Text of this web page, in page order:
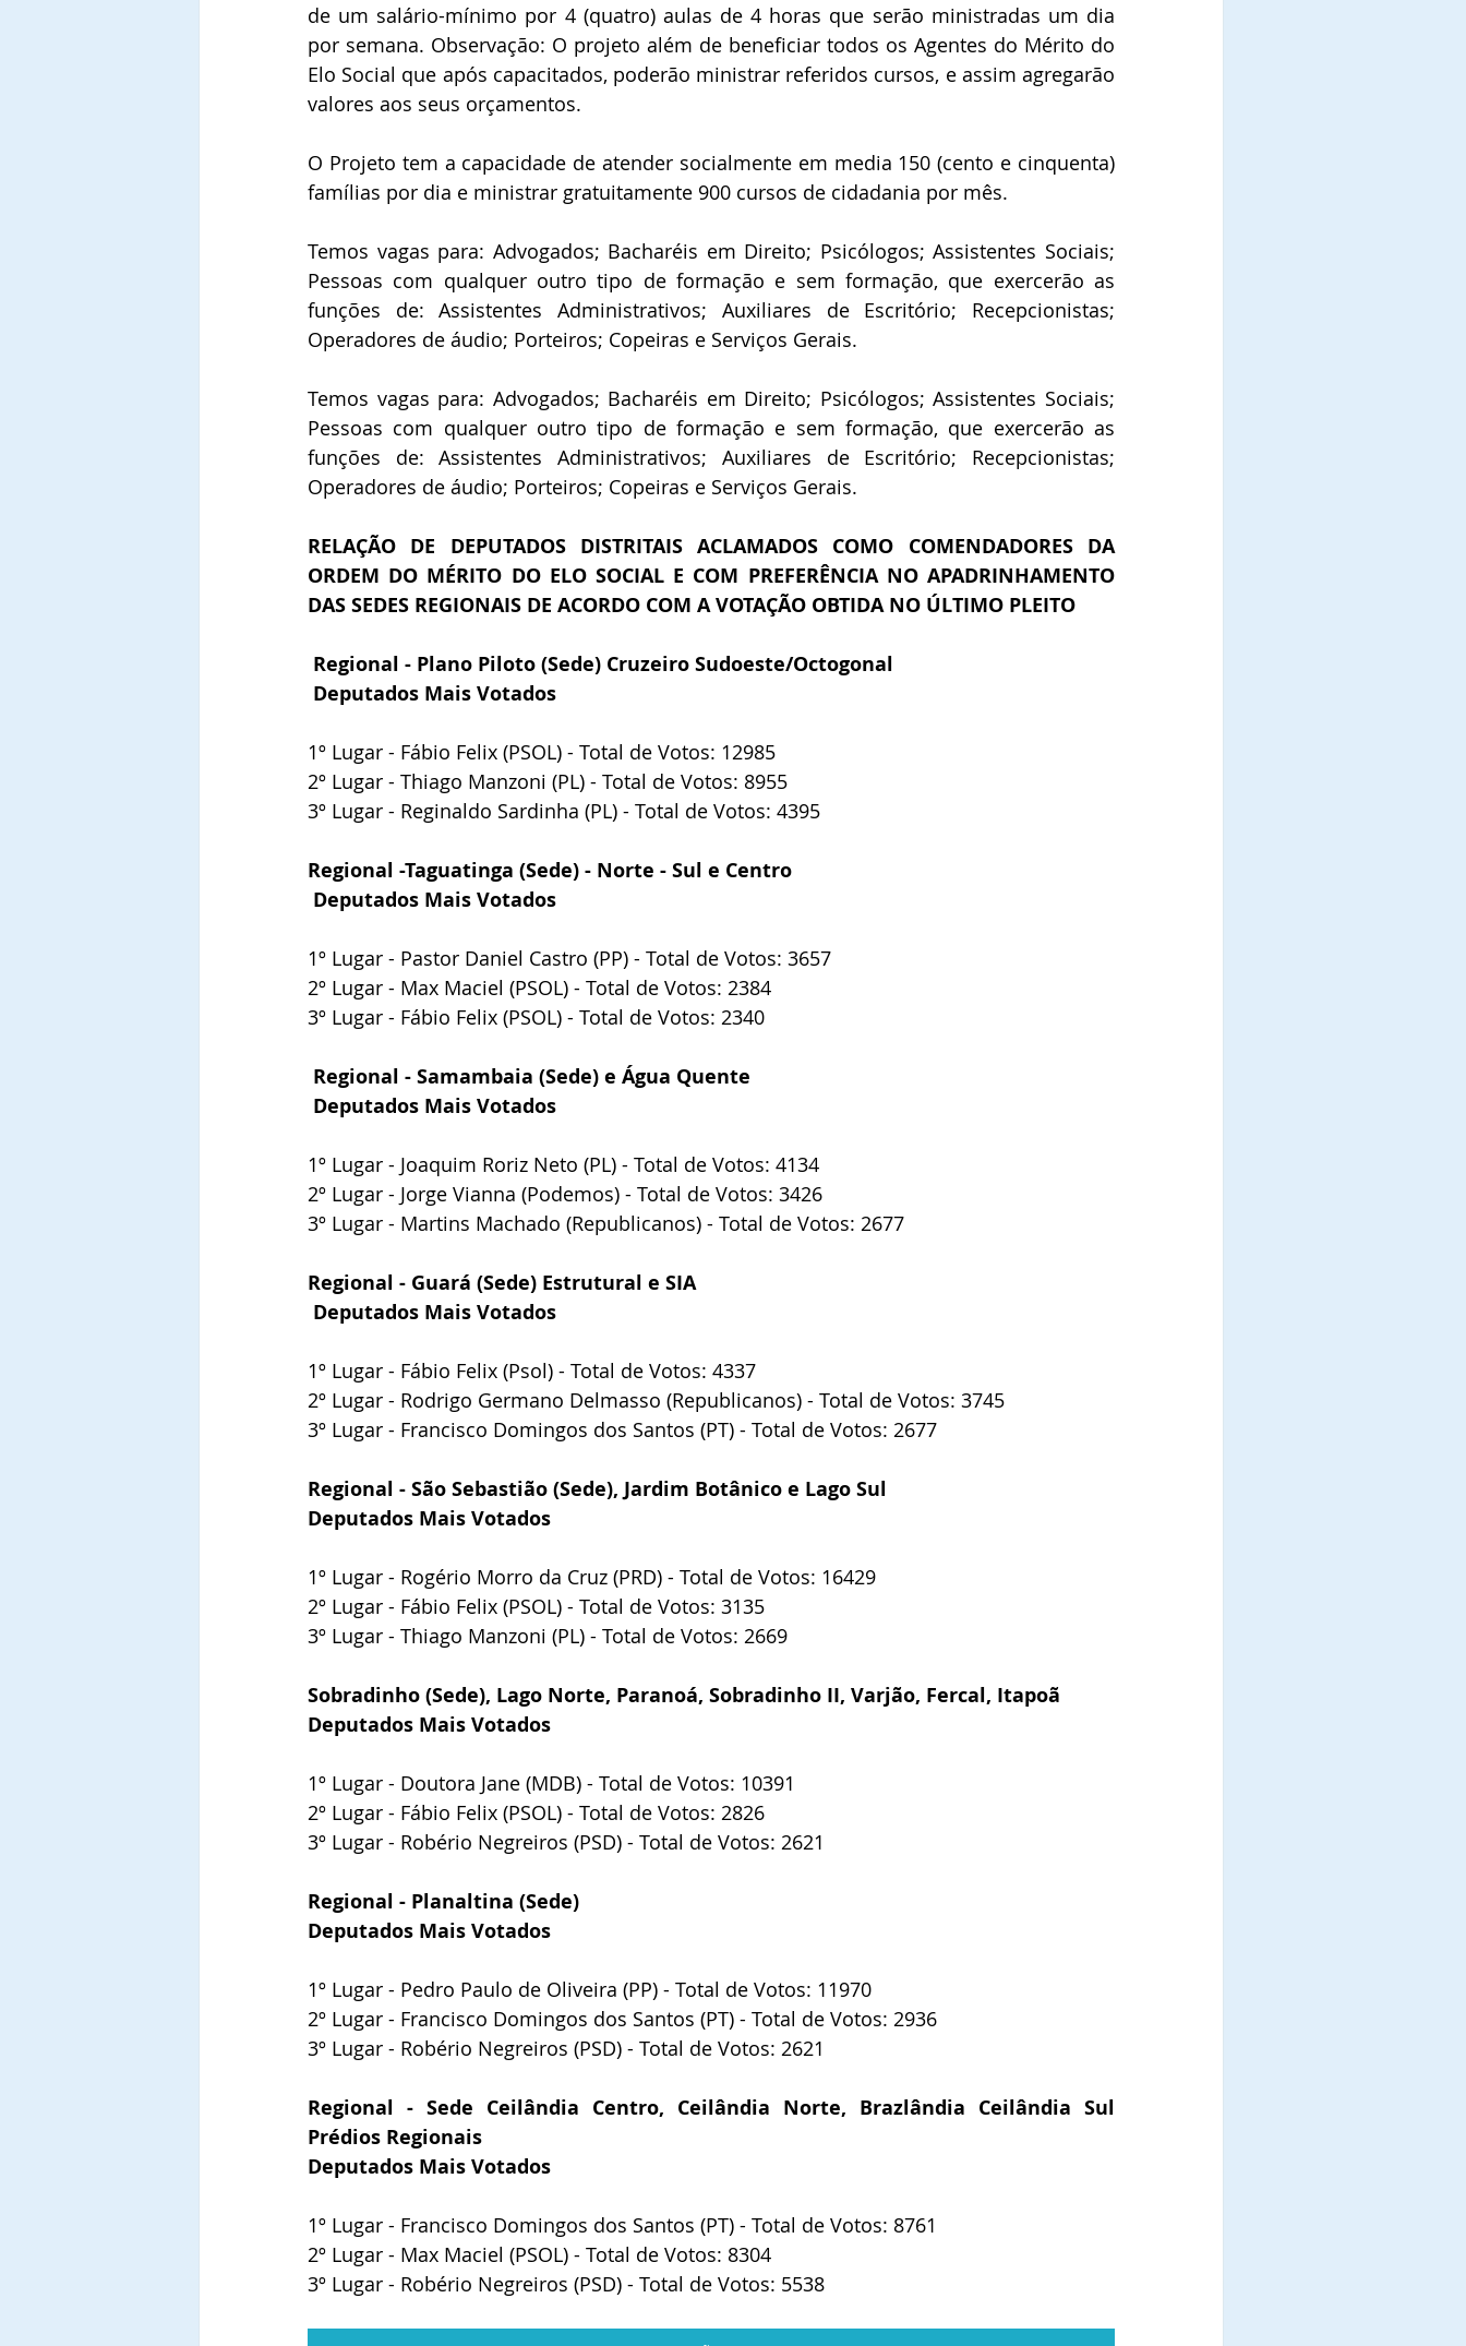
de um salário-mínimo por 4 (quatro) aulas de 4 horas que serão ministradas um dia
por semana. Observação: O projeto além de beneficiar todos os Agentes do Mérito do
Elo Social que após capacitados, poderão ministrar referidos cursos, e assim agregarão
valores aos seus orçamentos.
O Projeto tem a capacidade de atender socialmente em media 150 (cento e cinquenta)
famílias por dia e ministrar gratuitamente 900 cursos de cidadania por mês.
Temos vagas para: Advogados; Bacharéis em Direito; Psicólogos; Assistentes Sociais;
Pessoas com qualquer outro tipo de formação e sem formação, que exercerão as
funções de: Assistentes Administrativos; Auxiliares de Escritório; Recepcionistas;
Operadores de áudio; Porteiros; Copeiras e Serviços Gerais.
Temos vagas para: Advogados; Bacharéis em Direito; Psicólogos; Assistentes Sociais;
Pessoas com qualquer outro tipo de formação e sem formação, que exercerão as
funções de: Assistentes Administrativos; Auxiliares de Escritório; Recepcionistas;
Operadores de áudio; Porteiros; Copeiras e Serviços Gerais.
RELAÇÃO DE DEPUTADOS DISTRITAIS ACLAMADOS COMO COMENDADORES DA
ORDEM DO MÉRITO DO ELO SOCIAL E COM PREFERÊNCIA NO APADRINHAMENTO
DAS SEDES REGIONAIS DE ACORDO COM A VOTAÇÃO OBTIDA NO ÚLTIMO PLEITO
Regional - Plano Piloto (Sede) Cruzeiro Sudoeste/Octogonal
Deputados Mais Votados
1º Lugar - Fábio Felix (PSOL) - Total de Votos: 12985
2º Lugar - Thiago Manzoni (PL) - Total de Votos: 8955
3º Lugar - Reginaldo Sardinha (PL) - Total de Votos: 4395
Regional -Taguatinga (Sede) - Norte - Sul e Centro
Deputados Mais Votados
1º Lugar - Pastor Daniel Castro (PP) - Total de Votos: 3657
2º Lugar - Max Maciel (PSOL) - Total de Votos: 2384
3º Lugar - Fábio Felix (PSOL) - Total de Votos: 2340
Regional - Samambaia (Sede) e Água Quente
Deputados Mais Votados
1º Lugar - Joaquim Roriz Neto (PL) - Total de Votos: 4134
2º Lugar - Jorge Vianna (Podemos) - Total de Votos: 3426
3º Lugar - Martins Machado (Republicanos) - Total de Votos: 2677
Regional - Guará (Sede) Estrutural e SIA
Deputados Mais Votados
1º Lugar - Fábio Felix (Psol) - Total de Votos: 4337
2º Lugar - Rodrigo Germano Delmasso (Republicanos) - Total de Votos: 3745
3º Lugar - Francisco Domingos dos Santos (PT) - Total de Votos: 2677
Regional - São Sebastião (Sede), Jardim Botânico e Lago Sul
Deputados Mais Votados
1º Lugar - Rogério Morro da Cruz (PRD) - Total de Votos: 16429
2º Lugar - Fábio Felix (PSOL) - Total de Votos: 3135
3º Lugar - Thiago Manzoni (PL) - Total de Votos: 2669
Sobradinho (Sede), Lago Norte, Paranoá, Sobradinho II, Varjão, Fercal, Itapoã
Deputados Mais Votados
1º Lugar - Doutora Jane (MDB) - Total de Votos: 10391
2º Lugar - Fábio Felix (PSOL) - Total de Votos: 2826
3º Lugar - Robério Negreiros (PSD) - Total de Votos: 2621
Regional - Planaltina (Sede)
Deputados Mais Votados
1º Lugar - Pedro Paulo de Oliveira (PP) - Total de Votos: 11970
2º Lugar - Francisco Domingos dos Santos (PT) - Total de Votos: 2936
3º Lugar - Robério Negreiros (PSD) - Total de Votos: 2621
Regional - Sede Ceilândia Centro, Ceilândia Norte, Brazlândia Ceilândia Sul
Prédios Regionais
Deputados Mais Votados
1º Lugar - Francisco Domingos dos Santos (PT) - Total de Votos: 8761
2º Lugar - Max Maciel (PSOL) - Total de Votos: 8304
3º Lugar - Robério Negreiros (PSD) - Total de Votos: 5538